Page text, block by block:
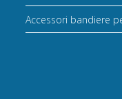
Accessori bandiere